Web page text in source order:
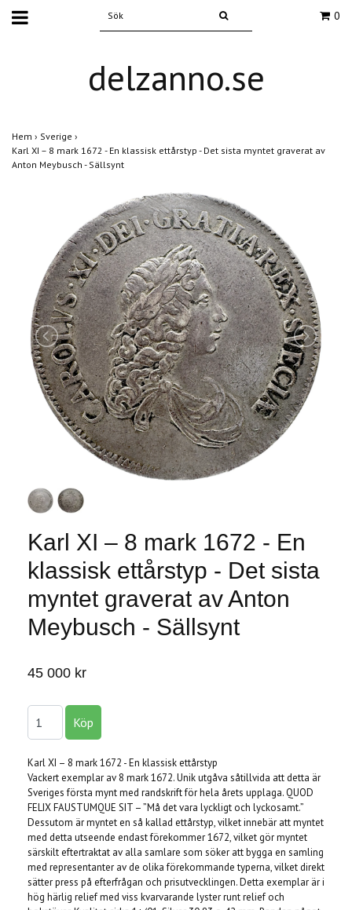
0
delzanno.se
Hem › Sverige ›
Karl XI – 8 mark 1672 - En klassisk ettårstyp - Det sista myntet graverat av
Anton Meybusch - Sällsynt
Karl XI – 8 mark 1672 - En
klassisk ettårstyp - Det sista
myntet graverat av Anton
Meybusch - Sällsynt
45 000 kr
Karl XI – 8 mark 1672 - En klassisk ettårstyp
Vackert exemplar av 8 mark 1672. Unik utgåva såtillvida att detta är
Sveriges första mynt med randskrift för hela årets upplaga. QUOD
FELIX FAUSTUMQUE SIT – ”Må det vara lyckligt och lyckosamt.”
Dessutom är myntet en så kallad ettårstyp, vilket innebär att myntet
med detta utseende endast förekommer 1672, vilket gör myntet
särskilt eftertraktat av alla samlare som söker att bygga en samling
med representanter av de olika förekommande typerna, vilket direkt
sätter press på efterfrågan och prisutvecklingen. Detta exemplar är i
hög härlig relief med viss kvarvarande lyster runt relief och